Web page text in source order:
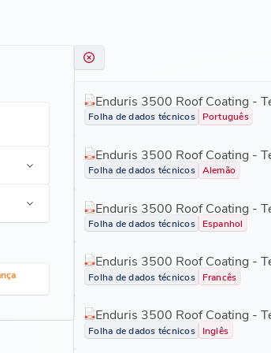
Enduris 3500 Roof Coating -
Folha de dados técnicos Português
Enduris 3500 Roof Coating -
Folha de dados técnicos Alemão
Enduris 3500 Roof Coating -
Folha de dados técnicos Espanhol
Enduris 3500 Roof Coating -
Folha de dados técnicos Francês
Enduris 3500 Roof Coating -
Folha de dados técnicos Inglês